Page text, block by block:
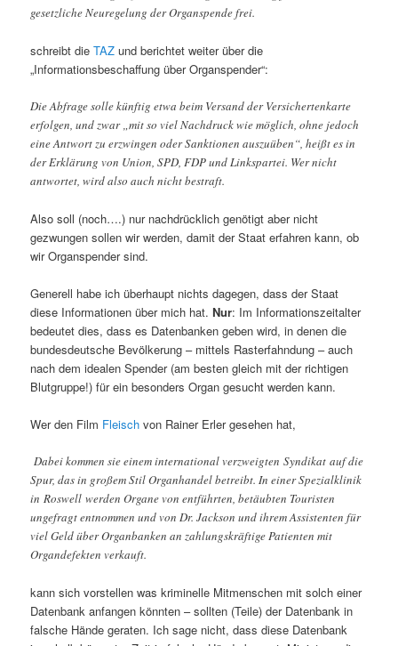
gesetzliche Neuregelung der Organspende frei.
schreibt dieTAZ und berichtet weiter über die
„Informationsbeschaffung über Organspender“:
Die Abfrage solle künftig etwa beim Versand der Versichertenkarte
erfolgen, und zwar „mit so viel Nachdruck wie möglich, ohne jedoch
eine Antwort zu erzwingen oder Sanktionen auszuüben“, heißt es in
der Erklärung von Union, SPD, FDP und Linkspartei. Wer nicht
antwortet, wird also auch nicht bestraft.
Also soll (noch….) nur nachdrücklich genötigt aber nicht
gezwungen sollen wir werden, damit der Staat erfahren kann, ob
wir Organspender sind.
Generell habe ich überhaupt nichts dagegen, dass der Staat
diese Informationen über mich hat.Nur: Im Informationszeitalter
bedeutet dies, dass es Datenbanken geben wird, in denen die
bundesdeutsche Bevölkerung – mittels Rasterfahndung – auch
nach dem idealen Spender (am besten gleich mit der richtigen
Blutgruppe!) für ein besonders Organ gesucht werden kann.
Wer den Film Fleisch von Rainer Erler gesehen hat,
Dabei kommen sie einem international verzweigten Syndikat auf die
Spur, das in großem Stil Organhandel betreibt. In einer Spezialklinik
in Roswell werden Organe von entführten, betäubten Touristen
ungefragt entnommen und von Dr. Jackson und ihrem Assistenten für
viel Geld über Organbanken an zahlungskräftige Patienten mit
Organdefekten verkauft.
kann sich vorstellen was kriminelle Mitmenschen mit solch einer
Datenbank anfangen könnten – sollten (Teile) der Datenbank in
falsche Hände geraten. Ich sage nicht, dass diese Datenbank